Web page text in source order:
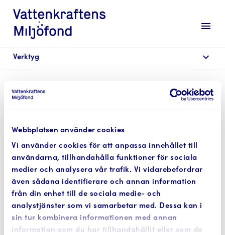
Webbplatsen använder cookies
Vi använder cookies för att anpassa innehållet till
användarna, tillhandahålla funktioner för sociala
medier och analysera vår trafik. Vi vidarebefordrar
även sådana identifierare och annan information
från din enhet till de sociala medie- och
analystjänster som vi samarbetar med. Dessa kan i
sin tur kombinera informationen med annan
information som du har tillhandahållit eller som de
menu
Verktyg expand_more
HEM /
KAN JAG SKAPA EN EXTRA
MED PROJEKTET I BUBBLAN?/
LÄGG-TILL-EXTRAANVÄNDARE-2
Lägg-till-
extraanvändare-2